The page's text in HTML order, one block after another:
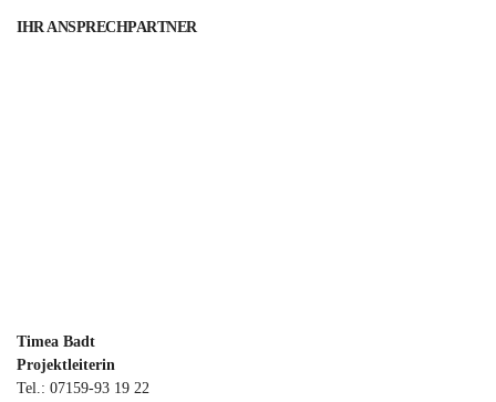
IHR ANSPRECHPARTNER
Timea Badt
Projektleiterin
Tel.: 07159-93 19 22